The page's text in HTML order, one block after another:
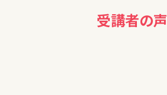
受講者の声